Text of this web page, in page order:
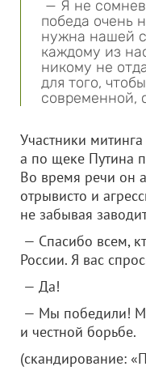
— Я не
победа очень
нужна нашей
каждому из
никому не
для того,
современной,
Участники
а по щеке Путина
Во время речи он
отрывисто и
не забывая
— Спасибо всем,
России. Я вас
— Да!
— Мы победили!
и честной борьбе.
(скандирование: